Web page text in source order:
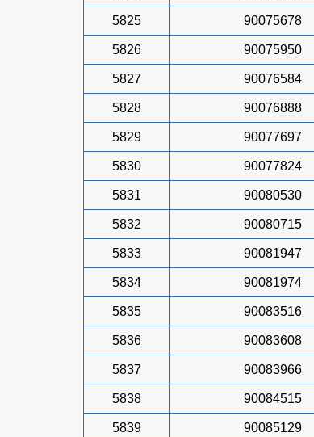
5825 90075678
5826 90075950
5827 90076584
5828 90076888
5829 90077697
5830 90077824
5831 90080530
5832 90080715
5833 90081947
5834 90081974
5835 90083516
5836 90083608
5837 90083966
5838 90084515
5839 90085129